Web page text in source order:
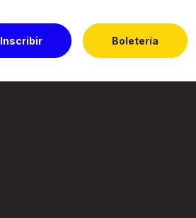
Inscribir Boletería